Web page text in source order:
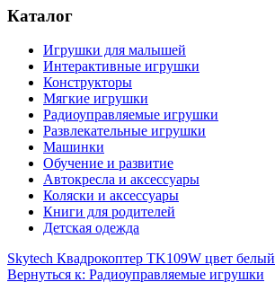
Каталог
Игрушки для малышей
Интерактивные игрушки
Конструкторы
Мягкие игрушки
Радиоуправляемые игрушки
Развлекательные игрушки
Машинки
Обучение и развитие
Автокресла и аксессуары
Коляски и аксессуары
Книги для родителей
Детская одежда
Skytech Квадрокоптер TK109W цвет белый
Вернуться к: Радиоуправляемые игрушки